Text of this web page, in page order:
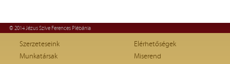
© 2014 Jézus Szíve Ferences Plébánia
Szerzeteseink
Munkatársak
Elérhetőségek
Miserend